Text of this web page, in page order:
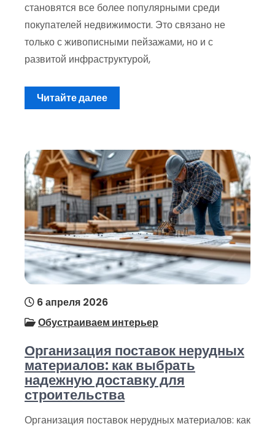
становятся все более популярными среди
покупателей недвижимости. Это связано не
только с живописными пейзажами, но и с
развитой инфраструктурой,
Читайте далее
6 апреля 2026
Обустраиваем интерьер
Организация поставок нерудных
материалов: как выбрать
надежную доставку для
строительства
Организация поставок нерудных материалов: как